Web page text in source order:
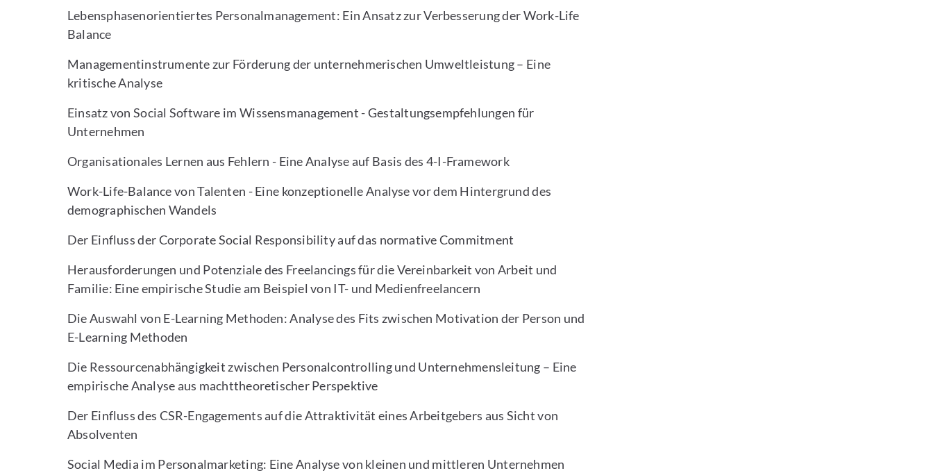
Lebensphasenorientiertes Personalmanagement: Ein Ansatz zur Verbesserung der Work-Life
Balance
Managementinstrumente zur Förderung der unternehmerischen Umweltleistung – Eine
kritische Analyse
Einsatz von Social Software im Wissensmanagement - Gestaltungsempfehlungen für
Unternehmen
Organisationales Lernen aus Fehlern - Eine Analyse auf Basis des 4-I-Framework
Work-Life-Balance von Talenten - Eine konzeptionelle Analyse vor dem Hintergrund des
demographischen Wandels
Der Einfluss der Corporate Social Responsibility auf das normative Commitment
Herausforderungen und Potenziale des Freelancings für die Vereinbarkeit von Arbeit und
Familie: Eine empirische Studie am Beispiel von IT- und Medienfreelancern
Die Auswahl von E-Learning Methoden: Analyse des Fits zwischen Motivation der Person und
E-Learning Methoden
Die Ressourcenabhängigkeit zwischen Personalcontrolling und Unternehmensleitung – Eine
empirische Analyse aus machttheoretischer Perspektive
Der Einfluss des CSR-Engagements auf die Attraktivität eines Arbeitgebers aus Sicht von
Absolventen
Social Media im Personalmarketing: Eine Analyse von kleinen und mittleren Unternehmen